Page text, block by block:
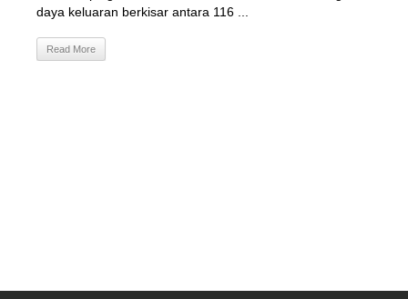
daya keluaran berkisar antara 116 ...
Read More